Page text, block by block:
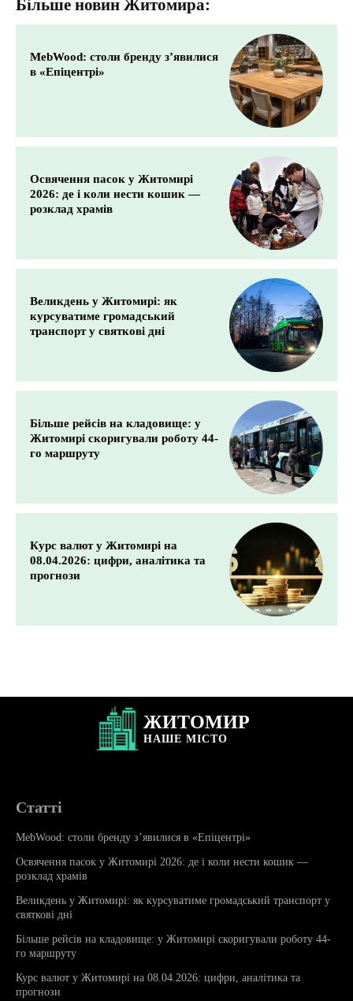
Більше новин Житомира:
MebWood: столи бренду з’явилися
в «Епіцентрі»
Освячення пасок у Житомирі
2026: де і коли нести кошик —
розклад храмів
Великдень у Житомирі: як
курсуватиме громадський
транспорт у святкові дні
Більше рейсів на кладовище: у
Житомирі скоригували роботу 44-
го маршруту
Курс валют у Житомирі на
08.04.2026: цифри, аналітика та
прогнози
ЖИТОМИР
НАШЕ МІСТО
Статті
MebWood: столи бренду з’явилися в «Епіцентрі»
Освячення пасок у Житомирі 2026: де і коли нести кошик —
розклад храмів
Великдень у Житомирі: як курсуватиме громадський транспорт у
святкові дні
Більше рейсів на кладовище: у Житомирі скоригували роботу 44-
го маршруту
Курс валют у Житомирі на 08.04.2026: цифри, аналітика та
прогнози